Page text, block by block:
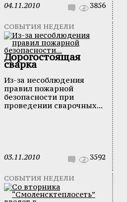
04.11.2010 3856
СОБЫТИЯ НЕДЕЛИ
Дорогостоящая
сварка
Из-за несоблюдения
правил пожарной
безопасности при
проведении сварочных...
03.11.2010 3592
СОБЫТИЯ НЕДЕЛИ